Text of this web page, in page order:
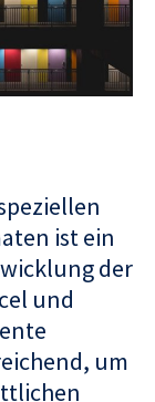
ist ein
der
und
um